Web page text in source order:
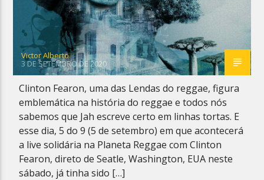
Victor Alberto
3 DE SETEMBRO DE 2020
Clinton Fearon, uma das Lendas do reggae, figura
emblemática na história do reggae e todos nós
sabemos que Jah escreve certo em linhas tortas. E
esse dia, 5 do 9 (5 de setembro) em que acontecerá
a live solidária na Planeta Reggae com Clinton
Fearon, direto de Seatle, Washington, EUA neste
sábado, já tinha sido […]